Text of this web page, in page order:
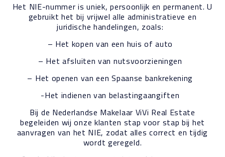
Het NIE-nummer is uniek, persoonlijk en permanent. U
gebruikt het bij vrijwel alle administratieve en
juridische handelingen, zoals:
– Het kopen van een huis of auto
– Het afsluiten van nutsvoorzieningen
– Het openen van een Spaanse bankrekening
-Het indienen van belastingaangiften
Bij de Nederlandse Makelaar ViVi Real Estate
begeleiden wij onze klanten stap voor stap bij het
aanvragen van het NIE, zodat alles correct en tijdig
wordt geregeld.